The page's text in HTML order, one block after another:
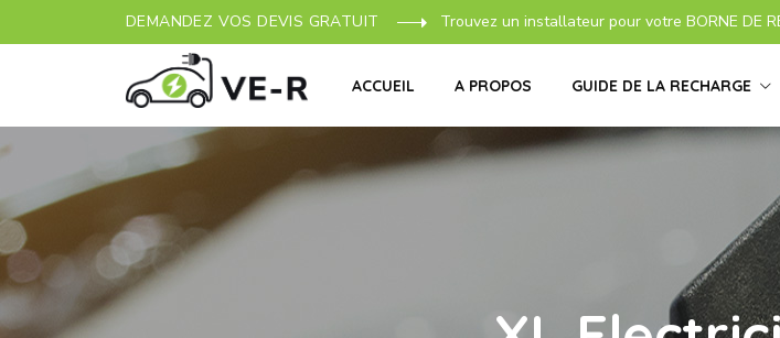
DEMANDEZ VOS DEVIS GRATUIT Trouvez un installateur pour votre BORNE DE
ACCUEIL A PROPOS GUIDE DE LA RECHARGE